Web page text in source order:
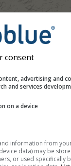
consent
advertising and
and services
on a device
information from
data) may be
or used specifically